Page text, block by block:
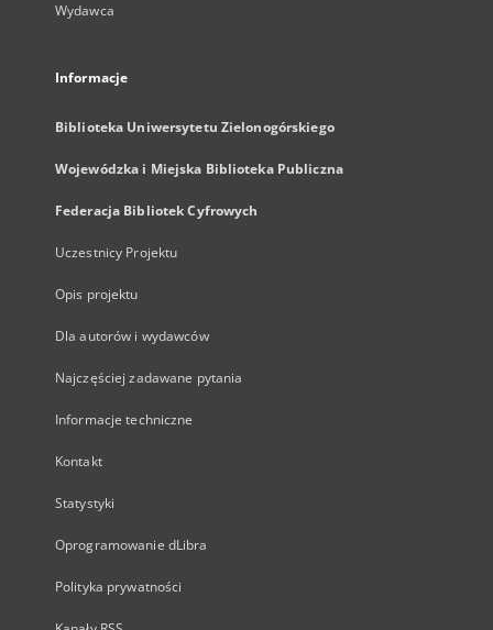
Wydawca
Informacje
Biblioteka Uniwersytetu Zielonogórskiego
Wojewódzka i Miejska Biblioteka Publiczna
Federacja Bibliotek Cyfrowych
Uczestnicy Projektu
Opis projektu
Dla autorów i wydawców
Najczęściej zadawane pytania
Informacje techniczne
Kontakt
Statystyki
Oprogramowanie dLibra
Polityka prywatności